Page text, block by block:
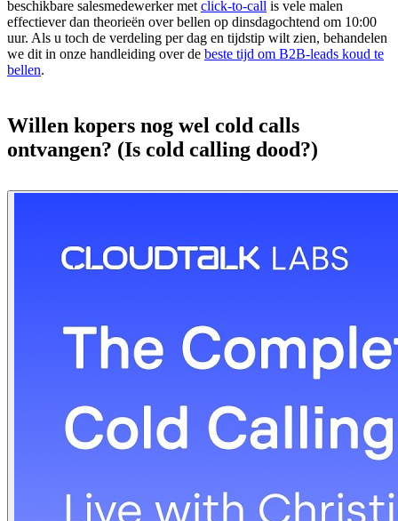
beschikbare salesmedewerker met click-to-call is vele malen
effectiever dan theorieën over bellen op dinsdagochtend om 10:00
uur. Als u toch de verdeling per dag en tijdstip wilt zien, behandelen
we dit in onze handleiding over de beste tijd om B2B-leads koud te
bellen.
Willen kopers nog wel cold calls
ontvangen? (Is cold calling dood?)